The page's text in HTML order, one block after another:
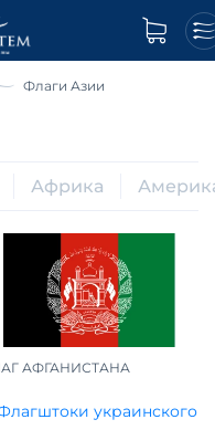
Флаги Азии
Африка
АФГАНИСТАНА